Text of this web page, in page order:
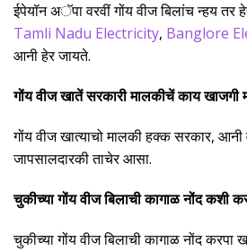
ईपेयॉन अॅपा वरवीं गोंय वीज बिलांच न्हय तर
Tamli Nadu Electricity, Banglore
आनी हेर जायते.
गोंय वीज खातें सरकारी मालकीचें काय खाजगी
गोंय वीज खात्याचो मालकी हक्क सरकार, आनी
जापसालदारकी ताचेर आसा.
चुकीच्या गोंय वीज बिलाची कागाळ नोंद कशी
चुकीच्या गोंय वीज बिलाची कागाळ नोंद करपा